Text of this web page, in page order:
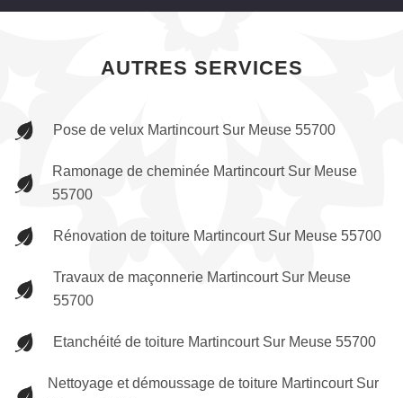
AUTRES SERVICES
Pose de velux Martincourt Sur Meuse 55700
Ramonage de cheminée Martincourt Sur Meuse
55700
Rénovation de toiture Martincourt Sur Meuse 55700
Travaux de maçonnerie Martincourt Sur Meuse
55700
Etanchéité de toiture Martincourt Sur Meuse 55700
Nettoyage et démoussage de toiture Martincourt Sur